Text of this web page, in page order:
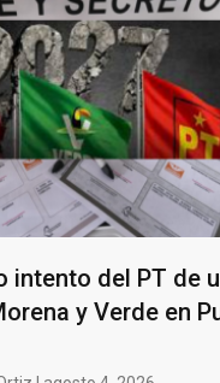
intento del PT de
y Verde en